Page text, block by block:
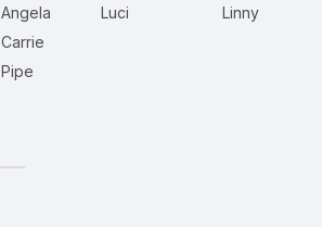
Angela
Carrie
Pipe
Luci
Linny